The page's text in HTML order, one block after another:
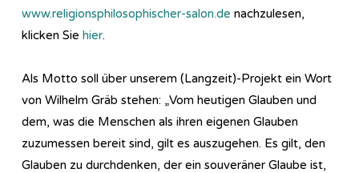
www.religionsphilosophischer-salon.de nachzulesen,
klicken Sie hier.
Als Motto soll über unserem (Langzeit)-Projekt ein Wort
von Wilhelm Gräb stehen: „Vom heutigen Glauben und
dem, was die Menschen als ihren eigenen Glauben
zuzumessen bereit sind, gilt es auszugehen. Es gilt, den
Glauben zu durchdenken, der ein souveräner Glaube ist,